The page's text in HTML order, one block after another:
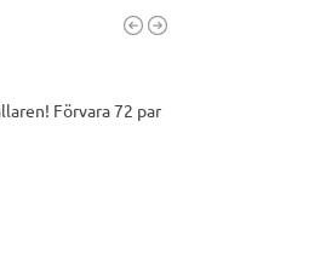
Förvara 72 par